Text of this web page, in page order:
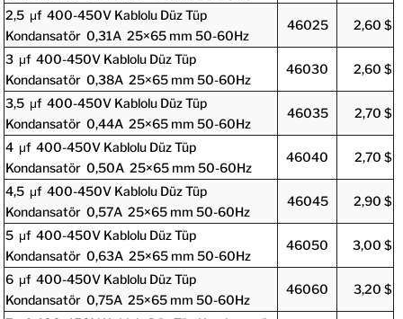
2,5 μf 400-450V Kablolu Düz Tüp
Kondansatör 0,31A 25×65 mm 50-60Hz
46025 2,60 $
3 μf 400-450V Kablolu Düz Tüp
Kondansatör 0,38A 25×65 mm 50-60Hz
46030 2,60 $
3,5 μf 400-450V Kablolu Düz Tüp
Kondansatör 0,44A 25×65 mm 50-60Hz
46035 2,70 $
4 μf 400-450V Kablolu Düz Tüp
Kondansatör 0,50A 25×65 mm 50-60Hz
46040 2,70 $
4,5 μf 400-450V Kablolu Düz Tüp
Kondansatör 0,57A 25×65 mm 50-60Hz
46045 2,90 $
5 μf 400-450V Kablolu Düz Tüp
Kondansatör 0,63A 25×65 mm 50-60Hz
46050 3,00 $
6 μf 400-450V Kablolu Düz Tüp
Kondansatör 0,75A 25×65 mm 50-60Hz
46060 3,20 $